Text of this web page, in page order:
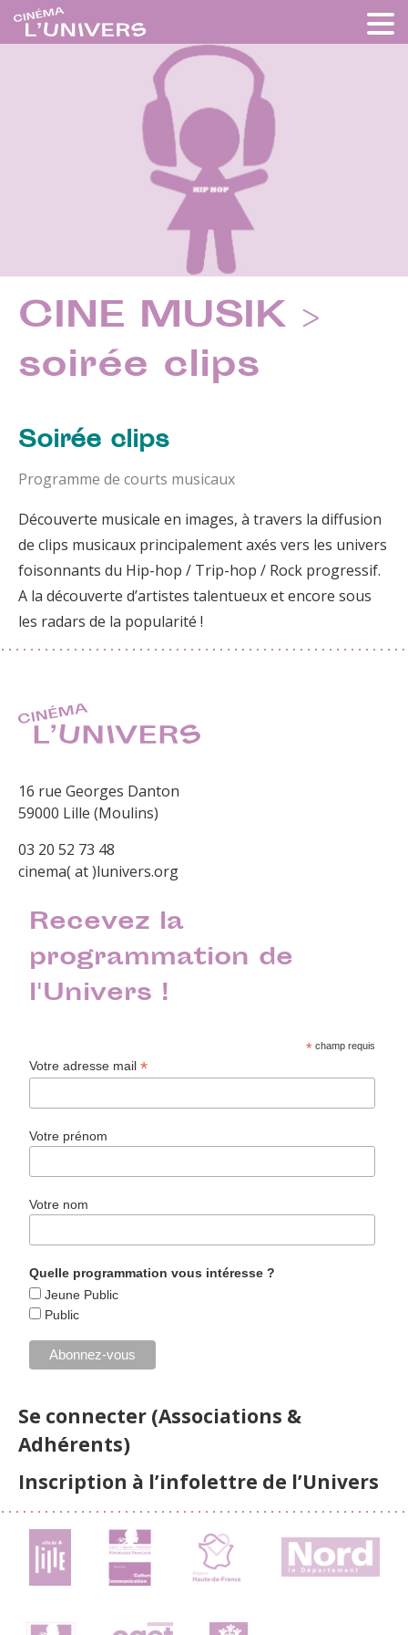
CINE MUSIK >
soirée clips
Soirée clips
Programme de courts musicaux
Découverte musicale en images, à travers la diffusion
de clips musicaux principalement axés vers les univers
foisonnants du Hip-hop / Trip-hop / Rock progressif.
A la découverte d’artistes talentueux et encore sous
les radars de la popularité !
16 rue Georges Danton
59000 Lille (Moulins)
03 20 52 73 48
cinema( at )lunivers.org
Recevez la
programmation de
l'Univers !
* champ requis
Votre adresse mail*
Votre prénom
Votre nom
Quelle programmation vous intéresse ?
Jeune Public
Public
Se connecter (Associations &
Adhérents)
Inscription à l’infolettre de l’Univers